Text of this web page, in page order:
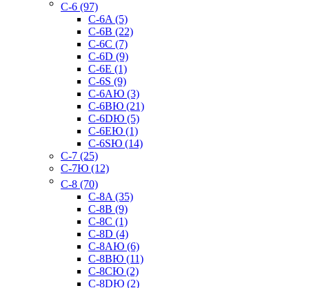
C-6 (97)
C-6A (5)
C-6B (22)
C-6C (7)
C-6D (9)
C-6E (1)
C-6S (9)
C-6AЮ (3)
C-6BЮ (21)
C-6DЮ (5)
C-6EЮ (1)
C-6SЮ (14)
C-7 (25)
C-7Ю (12)
C-8 (70)
C-8A (35)
C-8B (9)
C-8C (1)
C-8D (4)
C-8AЮ (6)
C-8BЮ (11)
C-8CЮ (2)
C-8DЮ (2)